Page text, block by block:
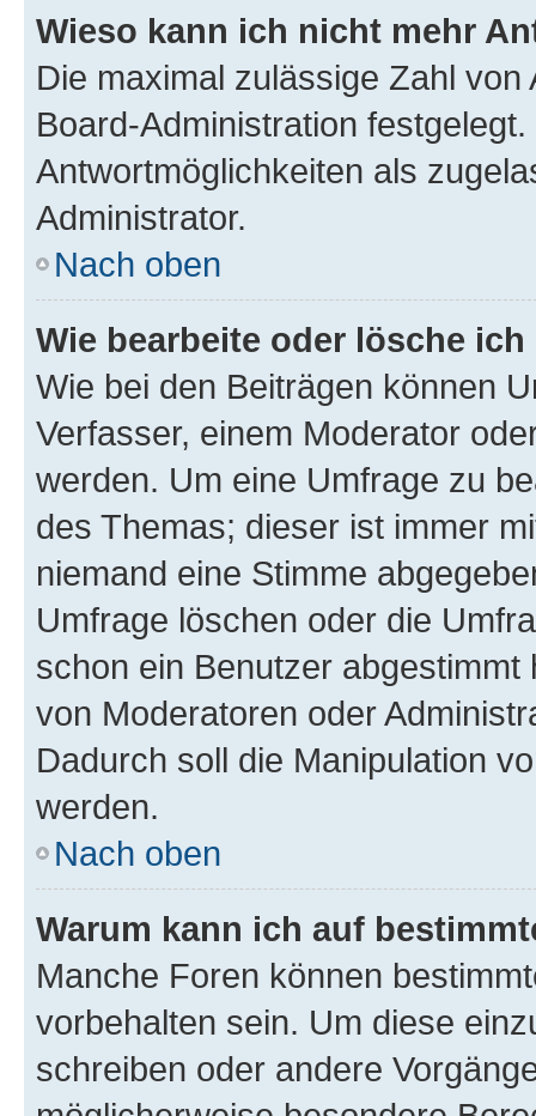
Wieso kann ich nicht mehr
Die maximal zulässige Zahl
Board-Administration
Antwortmöglichkeiten als
Administrator.
Nach oben
Wie bearbeite oder lösche
Wie bei den Beiträgen können
Verfasser, einem Moderator
werden. Um eine Umfrage zu
des Themas; dieser ist immer
niemand eine Stimme
Umfrage löschen oder die
schon ein Benutzer
von Moderatoren oder
Dadurch soll die Manipulation
werden.
Nach oben
Warum kann ich auf
Manche Foren können
vorbehalten sein. Um diese
schreiben oder andere